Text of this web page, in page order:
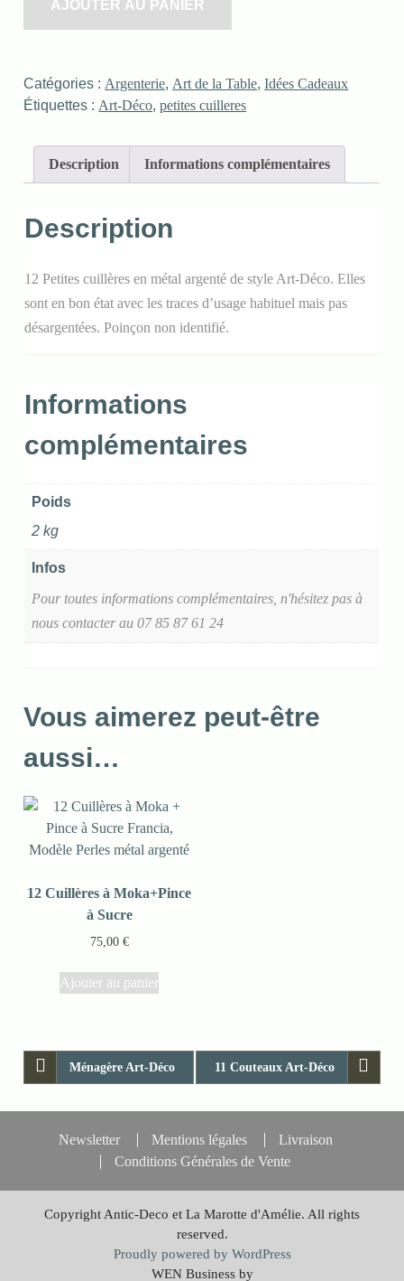
AJOUTER AU PANIER
Catégories : Argenterie, Art de la Table,Idées Cadeaux
Étiquettes : Art-Déco,petites cuilleres
Description Informations complémentaires
Description
12 Petites cuillères en métal argenté de style Art-Déco. Elles
sont en bon état avec les traces d’usage habituel mais pas
désargentées. Poinçon non identifié.
Informations
complémentaires
Poids
2 kg
Infos
Pour toutes informations complémentaires, n'hésitez pas à
nous contacter au 07 85 87 61 24
Vous aimerez peut-être
aussi…
12 Cuillères à Moka+Pince
à Sucre
75,00 €
Ajouter au panier
Ménagère Art-Déco 11 Couteaux Art-Déco
Newsletter Mentions légales
Livraison
Conditions Générales de Vente
Copyright Antic-Deco et La Marotte d'Amélie. All rights
reserved.
Proudly powered by WordPress
WEN Business by